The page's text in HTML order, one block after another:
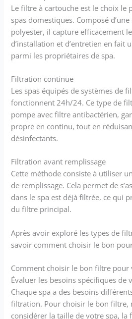
Le filtre à cartouche est le choix le
spas domestiques. Composé
polyester, il capture efficacement
d’installation et d’entretien en fait
parmi les propriétaires de spa.
Filtration continue
Les spas équipés de systèmes de
fonctionnent 24h/24. Ce type de
pompe avec filtre antibactérien,
propre en continu, tout en
désinfectants.
Filtration avant remplissage
Cette méthode consiste à utiliser
de remplissage. Cela permet de
dans le spa est déjà filtrée, ce qui
du filtre principal.
Après avoir exploré les types de
savoir comment choisir le bon
Comment choisir le bon filtre pour
Évaluer les besoins spécifiques de
Chaque spa a des besoins
filtration. Pour choisir le bon filtre,
considérer la taille de votre spa, la